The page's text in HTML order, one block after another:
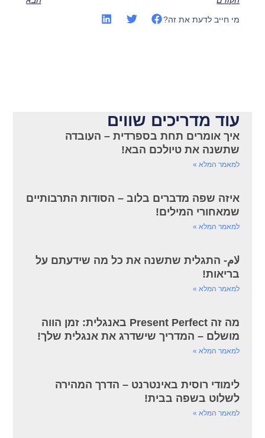
מי חייב לדעת את זה?
עוד מדריכים שווים
איך אומרים תחת בספרדית – העובדה
שתשנה את טיולכם הבא!
למאמר המלא »
איזה שפה מדברים בלוב – הסודות התרבותיים
שמאחורי המילים!
למאמר המלא »
لام- התגלית שתשנה את כל מה שידעתם על
בריאות!
למאמר המלא »
מה זה Present Perfect באנגלית: זמן הווה
מושלם – המדריך שישדרג את אנגלית שלך!
למאמר המלא »
לימודי רוסית באינטרנט – הדרך המהירה
לשלוט בשפה בבית!
למאמר המלא »